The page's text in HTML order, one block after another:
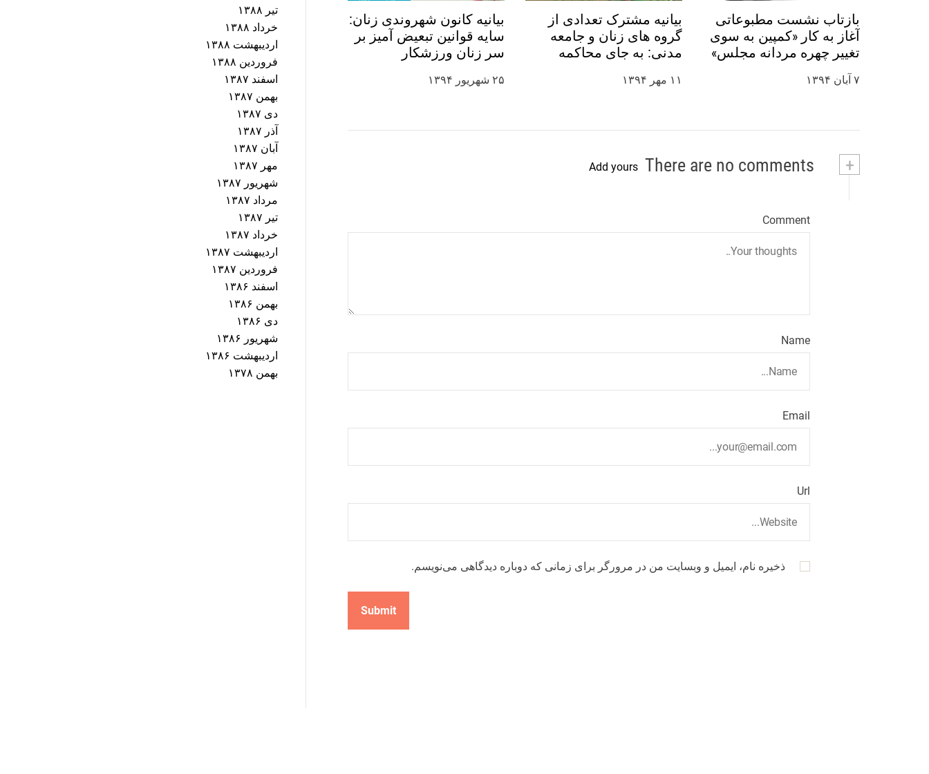
بازتاب نشست مطبوعاتی
آغاز به کار «کمپین به سوی
تغییر چهره مردانه مجلس»
در رسانه ها
۷ آبان ۱۳۹۴
بیانیه مشترک تعدادی از
گروه های زنان و جامعه
مدنی: به جای محاکمه
روز جهانی کودک، او را آزاد
۱۱ مهر ۱۳۹۴
بیانیه کانون شهروندی زنان:
سایه قوانین تبعیض آمیز بر
سر زنان ورزشکار
۲۵ شهریور ۱۳۹۴
+
Add yours
Comment
Name
Email
Url
ذخیره نام، ایمیل و وبسایت من در مرورگر برای زمانی که دوباره دیدگاهی می‌نویسم.
تیر ۱۳۸۸
خرداد ۱۳۸۸
اردیبهشت ۱۳۸۸
فروردین ۱۳۸۸
اسفند ۱۳۸۷
بهمن ۱۳۸۷
دی ۱۳۸۷
آذر ۱۳۸۷
آبان ۱۳۸۷
مهر ۱۳۸۷
شهریور ۱۳۸۷
مرداد ۱۳۸۷
تیر ۱۳۸۷
خرداد ۱۳۸۷
اردیبهشت ۱۳۸۷
فروردین ۱۳۸۷
اسفند ۱۳۸۶
بهمن ۱۳۸۶
دی ۱۳۸۶
شهریور ۱۳۸۶
اردیبهشت ۱۳۸۶
بهمن ۱۳۷۸